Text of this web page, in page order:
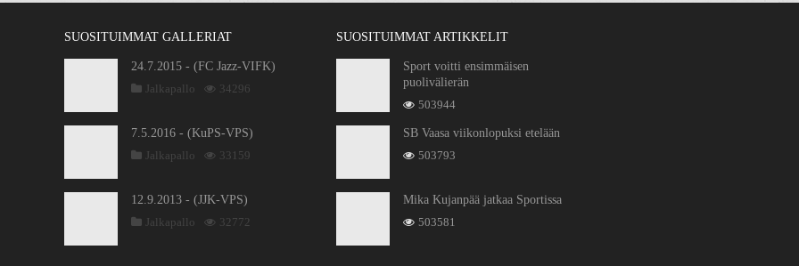
SUOSITUIMMAT GALLERIAT
24.7.2015 - (FC Jazz-VIFK)
Jalkapallo
34296
7.5.2016 - (KuPS-VPS)
Jalkapallo
33159
12.9.2013 - (JJK-VPS)
Jalkapallo
32772
SUOSITUIMMAT ARTIKKELIT
Sport voitti ensimmäisen
puolivälierän
503944
SB Vaasa viikonlopuksi etelään
503793
Mika Kujanpää jatkaa Sportissa
503581